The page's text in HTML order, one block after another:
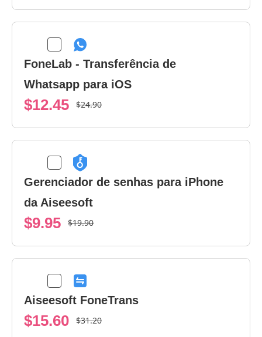
FoneLab - Transferência de
Whatsapp para iOS
$12.45 $24.90
Gerenciador de senhas para iPhone
da Aiseesoft
$9.95 $19.90
Aiseesoft FoneTrans
$15.60 $31.20